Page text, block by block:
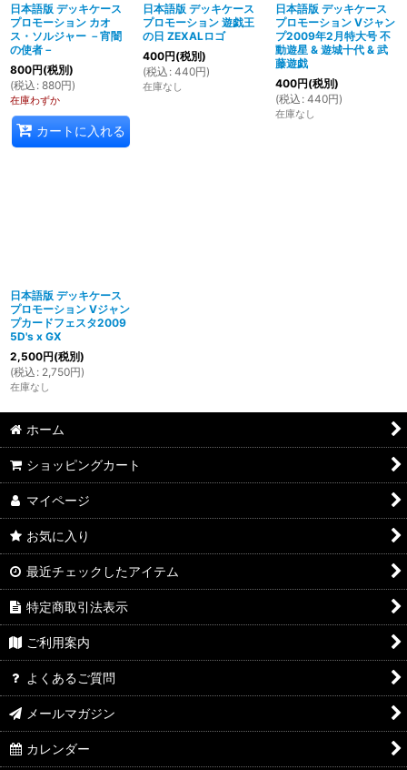
日本語版 デッキケース
プロモーション カオ
ス・ソルジャー －宵闇
の使者－
800円(税別)
(税込 : 880円)
在庫わずか
カートに入れる
日本語版 デッキケース
プロモーション 遊戯王
の日 ZEXALロゴ
400円(税別)
(税込 : 440円)
在庫なし
日本語版 デッキケース
プロモーション Vジャン
プ2009年2月特大号 不
動遊星 & 遊城十代 & 武
藤遊戯
400円(税別)
(税込 : 440円)
在庫なし
日本語版 デッキケース
プロモーション Vジャン
プカードフェスタ2009
5D's x GX
2,500円(税別)
(税込 : 2,750円)
在庫なし
ホーム
ショッピングカート
マイページ
お気に入り
最近チェックしたアイテム
特定商取引法表示
ご利用案内
よくあるご質問
メールマガジン
カレンダー